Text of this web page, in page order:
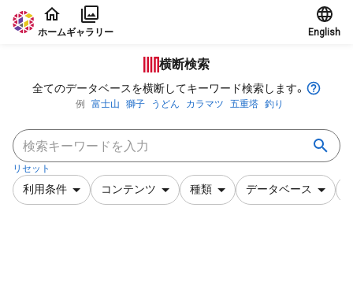
本文に飛ぶ
ホームギャラリー English
横断検索
全てのデータベースを横断してキーワード検索します。
例 富士山 獅子 うどん カラマツ 五重塔 釣り
リセット
利用条件 コンテンツ 種類 データベース